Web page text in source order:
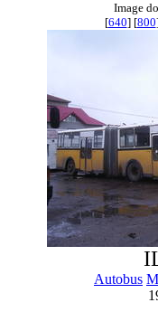
Image
[640] [800
Autobus